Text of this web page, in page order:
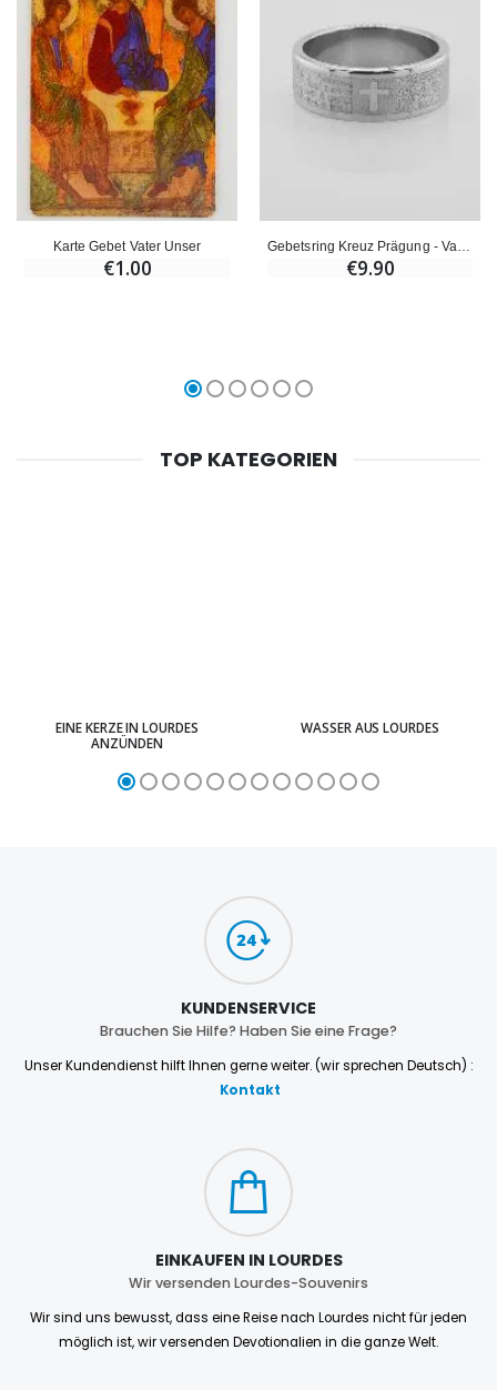
Karte Gebet Vater Unser
€1.00 €9.90
TOP KATEGORIEN
EINE KERZE IN LOURDES
ANZÜNDEN
WASSER AUS LOURDES
KUNDENSERVICE
Brauchen Sie Hilfe? Haben Sie eine Frage?
Unser Kundendienst hilft Ihnen gerne weiter. (wir sprechen Deutsch) :
Kontakt
EINKAUFEN IN LOURDES
Wir versenden Lourdes-Souvenirs
Wir sind uns bewusst, dass eine Reise nach Lourdes nicht für jeden
möglich ist, wir versenden Devotionalien in die ganze Welt.